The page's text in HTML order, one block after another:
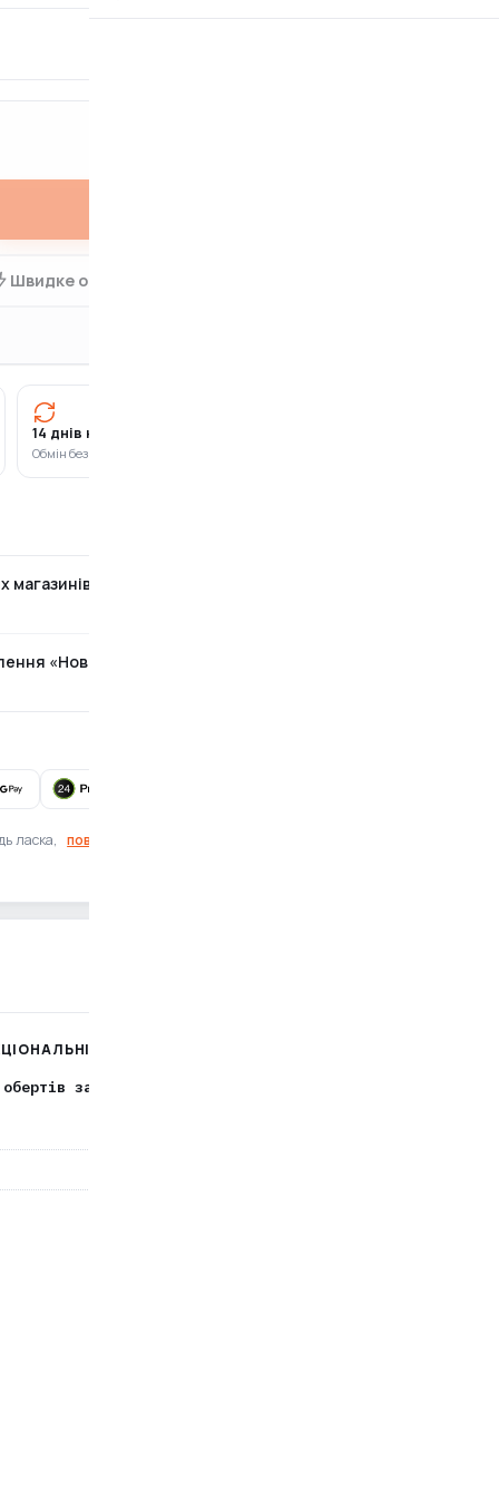
Швидке оформлення в 1 клік
14 днів на повернення
Обмін без зайвих питань
магазинів
«Нова Пошта»
ласка, повідомте нам
ОСОБЛИВОСТІ
захист від випадкового включення плавний